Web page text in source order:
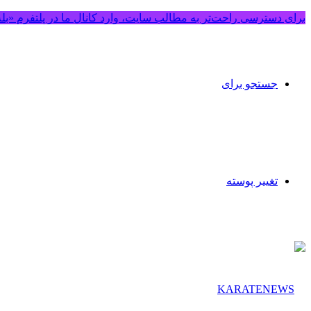
برای دسترسی راحت‌تر به مطالب سایت، وارد کانال ما در پلتفرم
جستجو برای
تغییر پوسته